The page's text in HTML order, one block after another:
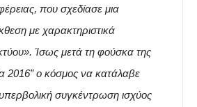
που σχεδίασε μια
με χαρακτηριστικά
Ίσως μετά τη φούσκα της
2016” ο κόσμος να κατάλαβε
συγκέντρωση ισχύος